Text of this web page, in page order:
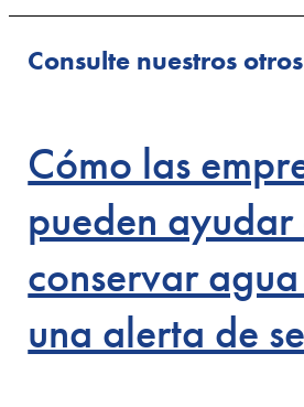
Consulte nuestros
Cómo las
pueden ayudar
conservar
una alerta de